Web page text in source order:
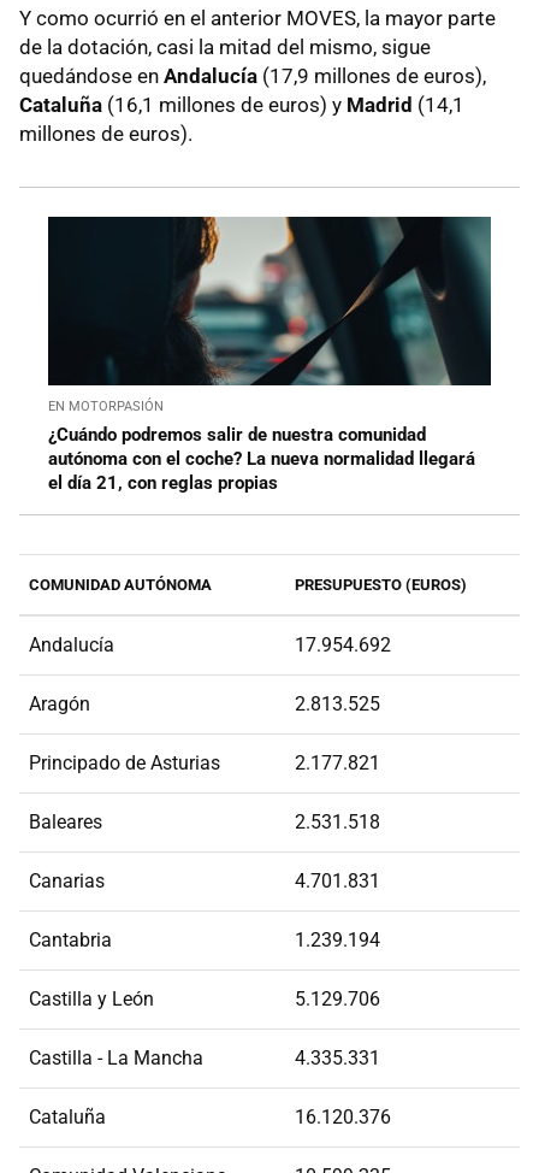
Y como ocurrió en el anterior MOVES, la mayor parte
de la dotación, casi la mitad del mismo, sigue
quedándose en Andalucía (17,9 millones de euros),
Cataluña (16,1 millones de euros) y Madrid (14,1
millones de euros).
EN MOTORPASIÓN
¿Cuándo podremos salir de nuestra comunidad
autónoma con el coche? La nueva normalidad llegará
el día 21, con reglas propias
COMUNIDAD AUTÓNOMA PRESUPUESTO (EUROS)
Andalucía 17.954.692
Aragón 2.813.525
Principado de Asturias 2.177.821
Baleares 2.531.518
Canarias 4.701.831
Cantabria 1.239.194
Castilla y León 5.129.706
Castilla - La Mancha 4.335.331
Cataluña 16.120.376